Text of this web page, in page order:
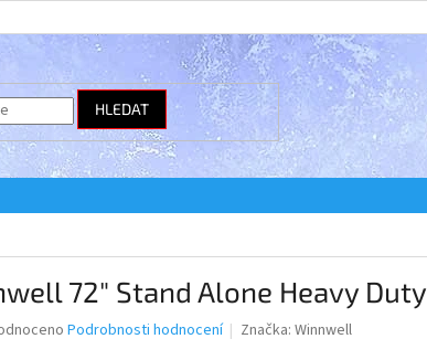
HLEDAT
72" Stand Alone Heavy Duty
Podrobnosti hodnocení Značka:Winnwell